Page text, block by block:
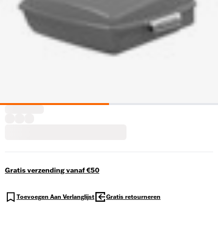
Gratis verzending vanaf €50
Toevoegen Aan Verlanglijst Gratis retourneren